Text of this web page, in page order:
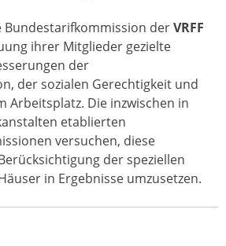
derVRFF
ihrer Mitglieder gezielte
der
der sozialen Gerechtigkeit und
Arbeitsplatz. Die inzwischen in
etablierten
versuchen, diese
der speziellen
in Ergebnisse umzusetzen.